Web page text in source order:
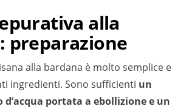
alla
preparazione
alla bardana è molto semplice e
ingredienti. Sono sufficienti un
portata a ebollizione e un